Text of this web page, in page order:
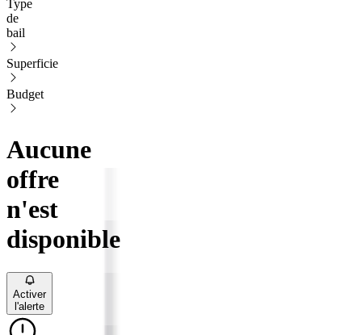
Type
de
bail
Superficie
Budget
Aucune
offre
n'est
disponible
Activer
l'alerte